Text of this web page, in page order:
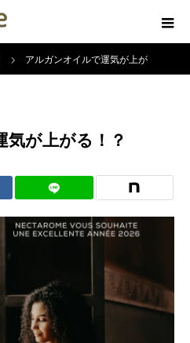
アルガンオイルで運気が上が
気が上がる！？